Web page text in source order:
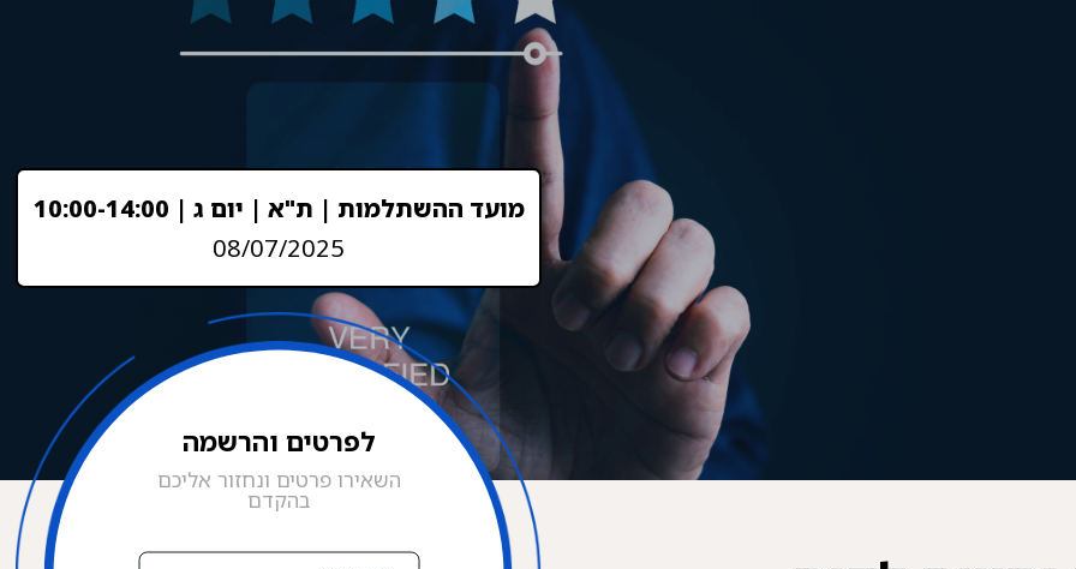
מועד ההשתלמות | ת"א | יום ג | 10:00-14:00
08/07/2025
לפרטים והרשמה
השאירו פרטים ונחזור אליכם
בהקדם